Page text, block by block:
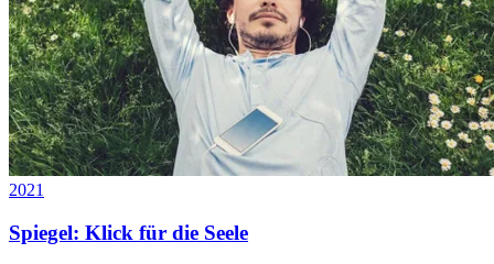
2021
Spiegel: Klick für die Seele